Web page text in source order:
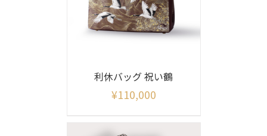
利休バッグ 祝い鶴
¥110,000